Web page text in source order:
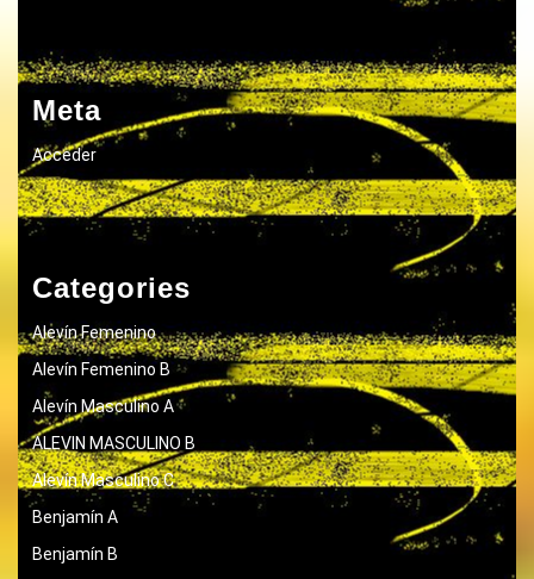
Meta
Acceder
Categories
Alevín Femenino
Alevín Femenino B
Alevín Masculino A
ALEVIN MASCULINO B
Alevín Masculino C
Benjamín A
Benjamín B